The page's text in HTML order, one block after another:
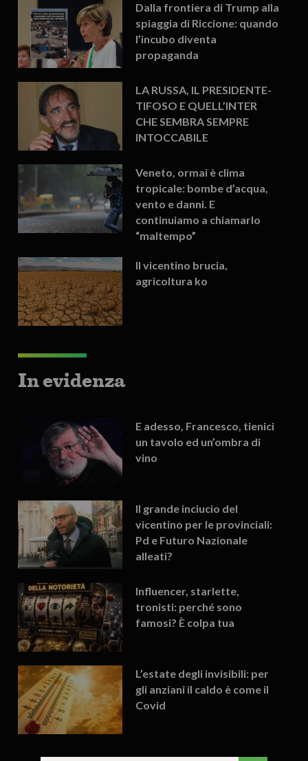
Dalla frontiera di Trump alla
spiaggia di Riccione: quando
l’incubo diventa
propaganda
LA RUSSA, IL PRESIDENTE-
TIFOSO E QUELL’INTER
CHE SEMBRA SEMPRE
INTOCCABILE
Veneto, ormai è clima
tropicale: bombe d’acqua,
vento e danni. E
continuiamo a chiamarlo
“maltempo”
Il vicentino brucia,
agricoltura ko
In evidenza
E adesso, Francesco, tienici
un tavolo ed un’ombra di
vino
Il grande inciucio del
vicentino per le provinciali:
Pd e Futuro Nazionale
alleati?
Influencer, starlette,
tronisti: perché sono
famosi? È colpa tua
L’estate degli invisibili: per
gli anziani il caldo è come il
Covid